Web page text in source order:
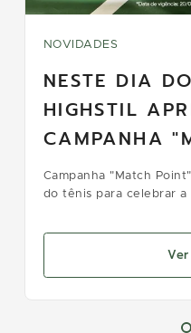
NOVIDADES
NESTE DIA
HIGHSTIL
CAMPANHA
Campanha "Match
do tênis para celebrar